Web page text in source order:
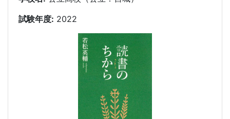
試験年度: 2022